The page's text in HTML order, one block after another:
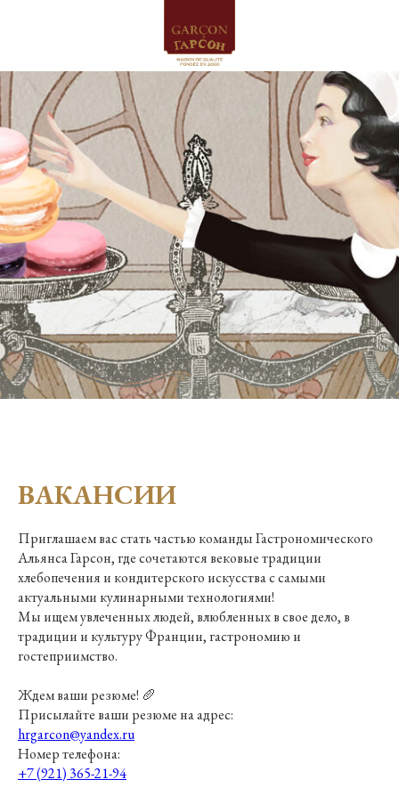
ГЛАВНАЯ
БИСТРО ГАРСОН
ПРОИЗВОДСТВО
МЕНЮ
Сэндвичи и роллы Напитки
Торты и пирожные
Пироги и кексы Хлеб
Печенье и сладости Несладкая выпечка
Сладкая выпечка Завтраки и ланчи
ТОРТ НА ЗАКАЗ
КЕЙТЕРИНГ
ВАКАНСИИ
Приглашаем вас стать частью команды Гастрономического
Альянса Гарсон, где сочетаются вековые традиции
хлебопечения и кондитерского искусства с самыми
актуальными кулинарными технологиями!
Мы ищем увлеченных людей, влюбленных в свое дело, в
традиции и культуру Франции, гастрономию и
гостеприимство.
Ждем ваши резюме! 🥖
Присылайте ваши резюме на адрес:
hrgarcon@yandex.ru
Номер телефона:
+7 (921) 365-21-94